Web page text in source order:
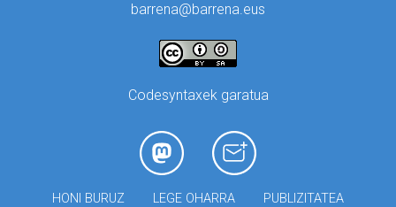
barrena@barrena.eus
Codesyntaxek garatua
HONI BURUZ LEGE OHARRA PUBLIZITATEA